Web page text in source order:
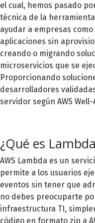
el cual, hemos pasado
técnica de la
ayudar a empresas
aplicaciones sin
creando o migrando
microservicios que se
Proporcionando
desarrolladores
servidor según AWS
¿Qué es
AWS Lambda es un
permite a los usuarios
eventos sin tener que
no debes preocuparte
infraestructura TI,
código en formato zip a